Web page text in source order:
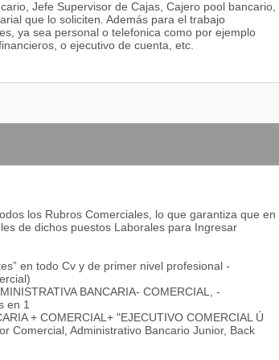
Jefe Supervisor de Cajas, Cajero pool bancario,
que lo soliciten. Además para el trabajo
ya sea personal o telefonica como por ejemplo
o ejecutivo de cuenta, etc.
los Rubros Comerciales, lo que garantiza que en
de dichos puestos Laborales para Ingresar
en todo Cv y de primer nivel profesional -
BANCARIA- COMERCIAL, -
en 1
+ COMERCIAL+ "EJECUTIVO COMERCIAL Ú
Comercial, Administrativo Bancario Junior, Back